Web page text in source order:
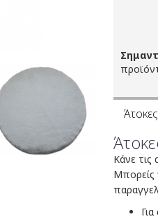
Κάνε τις
Μπορείς